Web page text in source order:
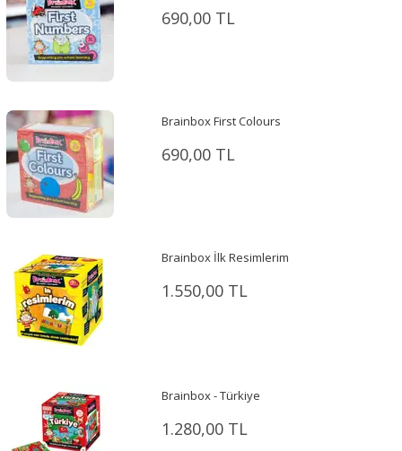
690,00 TL
Brainbox First Colours
690,00 TL
Brainbox İlk Resimlerim
1.550,00 TL
Brainbox - Türkiye
1.280,00 TL